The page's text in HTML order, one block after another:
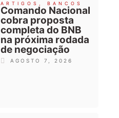
ARTIGOS BANCOS
Comando Nacional
cobra proposta
completa do BNB
na próxima rodada
de negociação
AGOSTO 7, 2026